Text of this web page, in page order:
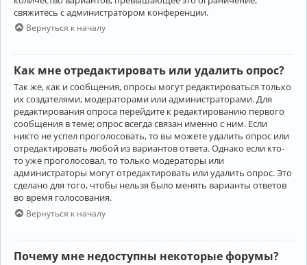
свяжитесь с администратором конференции.
Вернуться к началу
Как мне отредактировать или удалить опрос?
Так же, как и сообщения, опросы могут редактироваться только
их создателями, модераторами или администраторами. Для
редактирования опроса перейдите к редактированию первого
сообщения в теме; опрос всегда связан именно с ним. Если
никто не успел проголосовать, то вы можете удалить опрос или
отредактировать любой из вариантов ответа. Однако если кто-
то уже проголосовал, то только модераторы или
администраторы могут отредактировать или удалить опрос. Это
сделано для того, чтобы нельзя было менять варианты ответов
во время голосования.
Вернуться к началу
Почему мне недоступны некоторые форумы?